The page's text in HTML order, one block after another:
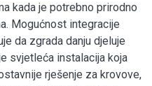
kada je potrebno prirodno
Mogućnost integracije
da zgrada danju djeluje
svjetleća instalacija koja
rješenje za krovove,